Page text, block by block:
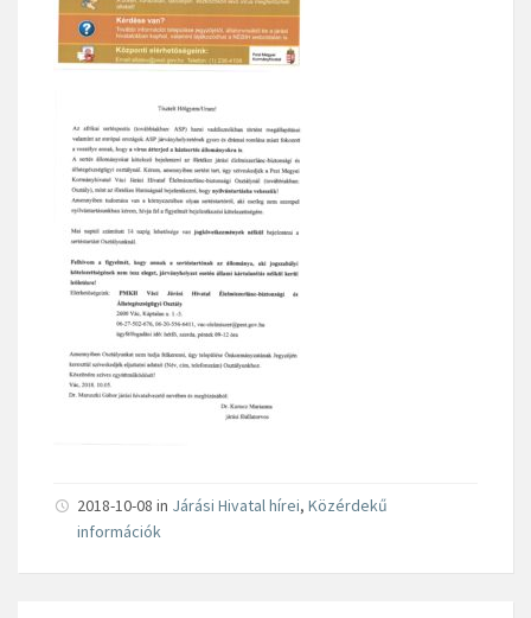
2018-10-08 in Járási Hivatal hírei, Közérdekű
információk